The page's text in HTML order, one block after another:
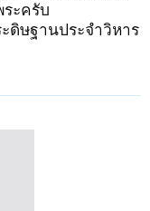
ะครับ
ดิษฐานประจำวิหาร